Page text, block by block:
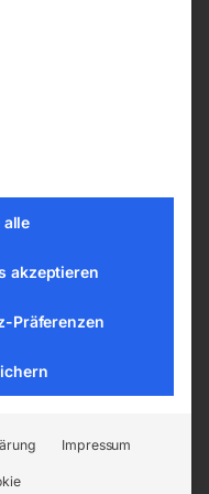
75 mm
alle
akzeptieren
Präferenzen
Impressum